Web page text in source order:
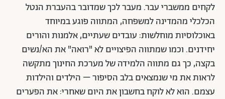
לקחים ממשברי עבר. מעבר לכך שמדובר בהעברת הנטל
הכלכלי מהמדינה למשפחה, המתווה פוגע במיוחד
באוכלוסיות מוחלשות: עובדים שעתיים, אלמנות והורים
יחידנים. וכמו שמתווה הפיצויים לא "רואה" את הא/נשים
בקצה, כך גם מתווה הלמידה של מערכת החינוך מתקשה
לראות את מי שנמצאים בלב הסיפור – הילדים והילדות
עצמם. הוא לא לוקח בחשבון את היום שאחרי: את הפערים